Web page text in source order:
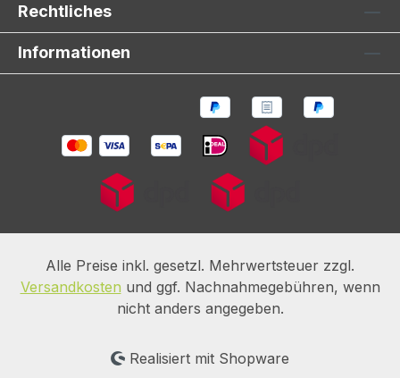
Rechtliches
Informationen
Alle Preise inkl. gesetzl. Mehrwertsteuer zzgl.
Versandkosten und ggf. Nachnahmegebühren, wenn
nicht anders angegeben.
Realisiert mit Shopware